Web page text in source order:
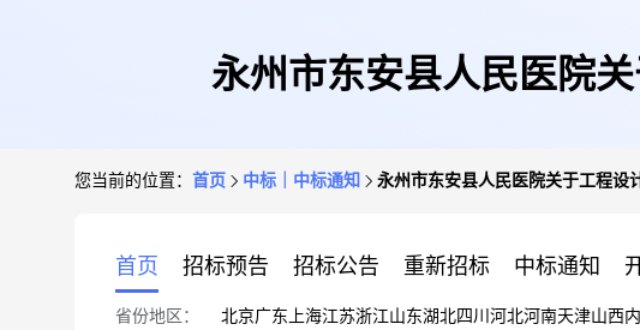
永州市东安县人民医院
您当前的位置： 首页 中标｜中标通知 永州市东安县人民医院关于工程设
首页 招标预告 招标公告 重新招标 中标通知
省份地区： 北京广东 上海江苏浙江山东湖北四川 河北河南天津山西